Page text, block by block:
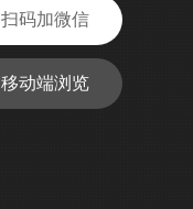
扫码加微信
移动端浏览